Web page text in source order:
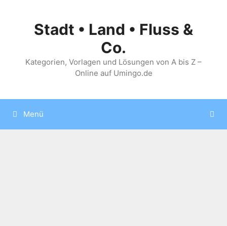
springenStadt • Land • Fluss &
Co.
Kategorien, Vorlagen und Lösungen von A bis Z –
Online auf Umingo.de
Menü